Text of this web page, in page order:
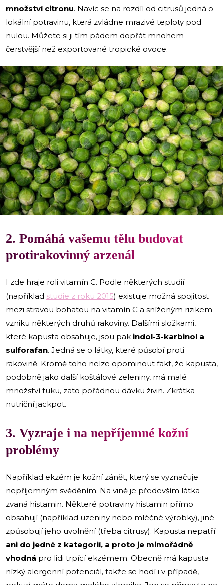
množství citronu. Navíc se na rozdíl od citrusů jedná o
lokální potravinu, která zvládne mrazivé teploty pod
nulou. Můžete si ji tím pádem dopřát mnohem
čerstvější než exportované tropické ovoce.
i
2. Pomáhá vašemu tělu budovat
protirakovinný arzenál
I zde hraje roli vitamín C. Podle některých studií
(například studie z roku 2015) existuje možná spojitost
mezi stravou bohatou na vitamín C a sníženým rizikem
vzniku některých druhů rakoviny. Dalšími složkami,
které kapusta obsahuje, jsou pak indol-3-karbinol a
sulforafan. Jedná se o látky, které působí proti
rakovině. Kromě toho nelze opominout fakt, že kapusta,
podobně jako další košťálové zeleniny, má malé
množství tuku, zato pořádnou dávku živin. Zkrátka
nutriční jackpot.
3. Vyzraje i na nepříjemné kožní
problémy
Například ekzém je kožní zánět, který se vyznačuje
nepříjemným svěděním. Na vině je především látka
zvaná histamin. Některé potraviny histamin přímo
obsahují (například uzeniny nebo mléčné výrobky), jiné
způsobují jeho uvolnění (třeba citrusy). Kapusta nepatří
ani do jedné z kategorií, a proto je mimořádně
vhodná pro lidi trpící ekzémem. Obecně má kapusta
nízký alergenní potenciál, takže se hodí i v případě,